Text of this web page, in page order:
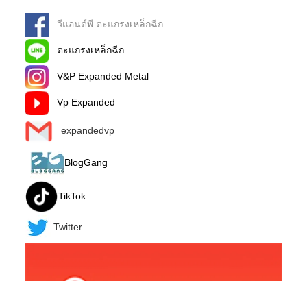
วีแอนด์พี ตะแกรงเหล็กฉีก
ตะแกรงเหล็กฉีก
V&P Expanded Metal
Vp Expanded
expandedvp
BlogGang
TikTok
Twitter